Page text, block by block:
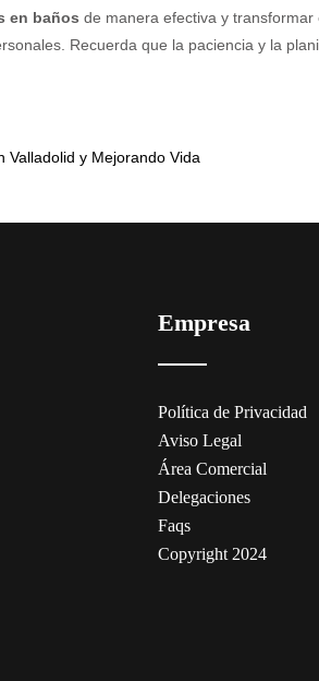
en baños de manera efectiva y
Recuerda que la paciencia y la
Valladolid y Mejorando Vida
Empresa
Política de Privacidad
Aviso Legal
Área Comercial
Delegaciones
Faqs
Copyright 2024